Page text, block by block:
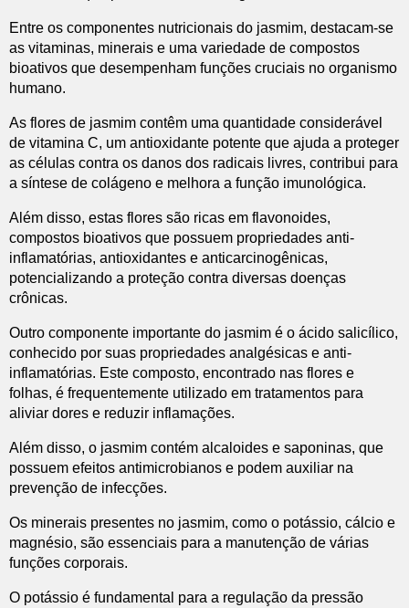
Entre os componentes nutricionais do jasmim, destacam-se
as vitaminas, minerais e uma variedade de compostos
bioativos que desempenham funções cruciais no organismo
humano.
As flores de jasmim contêm uma quantidade considerável
de vitamina C, um antioxidante potente que ajuda a proteger
as células contra os danos dos radicais livres, contribui para
a síntese de colágeno e melhora a função imunológica.
Além disso, estas flores são ricas em flavonoides,
compostos bioativos que possuem propriedades anti-
inflamatórias, antioxidantes e anticarcinogênicas,
potencializando a proteção contra diversas doenças
crônicas.
Outro componente importante do jasmim é o ácido salicílico,
conhecido por suas propriedades analgésicas e anti-
inflamatórias. Este composto, encontrado nas flores e
folhas, é frequentemente utilizado em tratamentos para
aliviar dores e reduzir inflamações.
Além disso, o jasmim contém alcaloides e saponinas, que
possuem efeitos antimicrobianos e podem auxiliar na
prevenção de infecções.
Os minerais presentes no jasmim, como o potássio, cálcio e
magnésio, são essenciais para a manutenção de várias
funções corporais.
O potássio é fundamental para a regulação da pressão